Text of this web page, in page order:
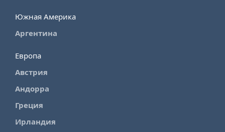
Южная Америка
Аргентина
Европа
Австрия
Андорра
Греция
Ирландия